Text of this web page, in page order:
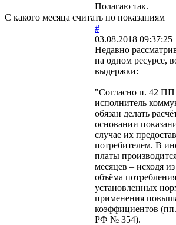
Полагаю так.
С какого месяца считать по показаниям
#
03.08.2018 09:37:25
Недавно
на одном ресурсе,
выдержки:
"Согласно п. 42
исполнитель
обязан делать
основании
случае их
потребителем. В
платы
месяцев – исходя
объёма
установленных
применения
коэффициентов
РФ № 354).